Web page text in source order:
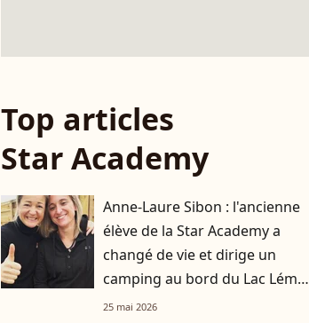
Top articles
Star Academy
Anne-Laure Sibon : l'ancienne
élève de la Star Academy a
changé de vie et dirige un
camping au bord du Lac Léman
avec sa compagne
25 mai 2026